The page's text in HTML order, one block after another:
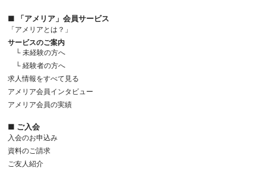
■ 「アメリア」会員サービス
「アメリアとは？」
サービスのご案内
└ 未経験の方へ
└ 経験者の方へ
求人情報をすべて見る
アメリア会員インタビュー
アメリア会員の実績
■ ご入会
入会のお申込み
資料のご請求
ご友人紹介